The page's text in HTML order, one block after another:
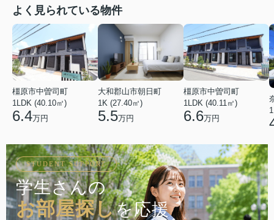
よく見られている物件
橿原市中曽司町
1LDK (40.10㎡)
6.4万円
大和郡山市朝日町
1K (27.40㎡)
5.5万円
橿原市中曽司町
1LDK (40.11㎡)
6.6万円
STUDENT SUPPORT
学生さんの
お部屋探しを応援